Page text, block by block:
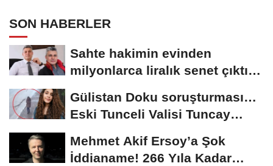
SON HABERLER
Sahte hakimin evinden
milyonlarca liralık senet çıktı:
Gülistan Doku soruşturması…
Eski Tunceli Valisi Tuncay
Mehmet Akif Ersoy’a Şok
İddianame! 266 Yıla Kadar